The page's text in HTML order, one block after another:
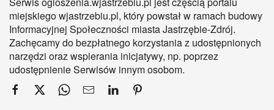
miejskiego wjastrzebiu.pl, który powstał w ramach budowy
Informacyjnej Społeczności miasta Jastrzębie-Zdrój.
Zachęcamy do bezpłatnego korzystania z udostępnionych
narzędzi oraz wspierania inicjatywy, np. poprzez
udostępnienie Serwisów innym osobom.